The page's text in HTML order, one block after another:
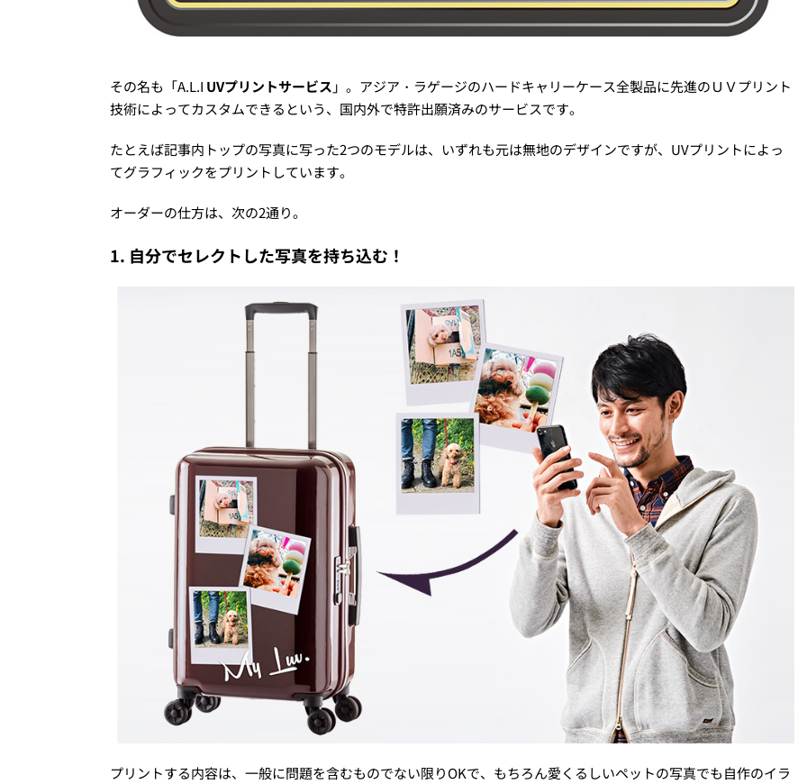
その名も「A.L.I UVプリントサービス 」。アジア・ラゲージのハードキャリーケース全製品に先進のＵＶプリント
技術によってカスタムできるという、国内外で特許出願済みのサービスです。
たとえば記事内トップの写真に写った2つのモデルは、いずれも元は無地のデザインですが、UVプリントによっ
てグラフィックをプリントしています。
オーダーの仕方は、次の2通り。
1. 自分でセレクトした写真を持ち込む！
プリントする内容は、一般に問題を含むものでない限りOKで、もちろん愛くるしいペットの写真でも自作のイラ